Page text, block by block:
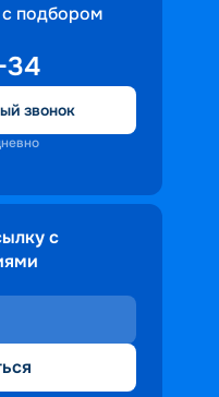
подбором
34
звонок
с